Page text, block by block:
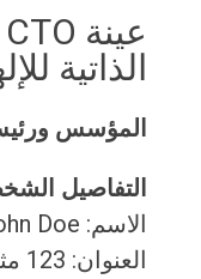
الذاتية
المؤسس
التفاصيل
الاسم: John Doe